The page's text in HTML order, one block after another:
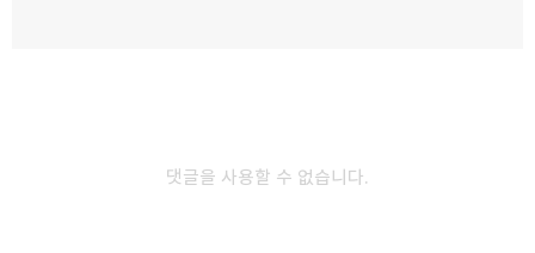
댓글을 사용할 수 없습니다.